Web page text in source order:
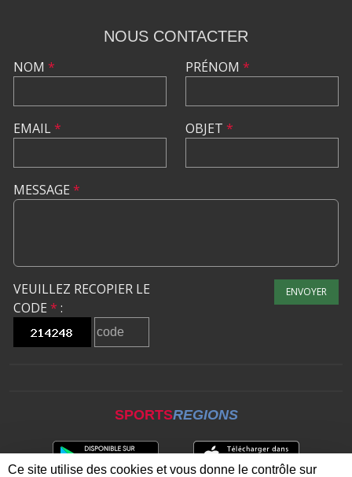
NOUS CONTACTER
NOM *
EMAIL*
PRÉNOM *
OBJET *
MESSAGE *
VEUILLEZ RECOPIER LE
CODE * :
ENVOYER
SPORTSREGIONS
Ce site utilise des cookies et vous donne le contrôle sur